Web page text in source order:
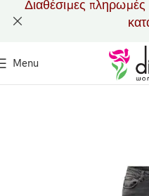
Menu
Διαθέσιμες